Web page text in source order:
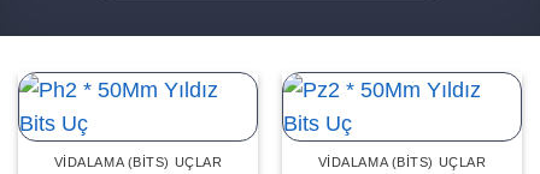
VIDALAMA (BITS) UÇLAR VIDALAMA (BITS) UÇLAR